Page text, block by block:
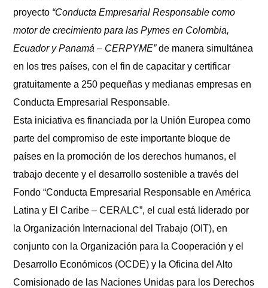
proyecto “Conducta Empresarial Responsable como
motor de crecimiento para las Pymes en Colombia,
Ecuador y Panamá – CERPYME”de manera simultánea
en los tres países, con el fin de capacitar y certificar
gratuitamente a 250 pequeñas y medianas empresas en
Conducta Empresarial Responsable.
Esta iniciativa es financiada por la Unión Europea como
parte del compromiso de este importante bloque de
países en la promoción de los derechos humanos, el
trabajo decente y el desarrollo sostenible a través del
Fondo “Conducta Empresarial Responsable en América
Latina y El Caribe – CERALC”, el cual está liderado por
la Organización Internacional del Trabajo (OIT), en
conjunto con la Organización para la Cooperación y el
Desarrollo Económicos (OCDE) y la Oficina del Alto
Comisionado de las Naciones Unidas para los Derechos